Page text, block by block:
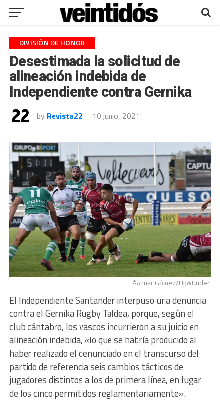
DIVISIÓN DE HONOR
Desestimada la solicitud de
alineación indebida de
Independiente contra Gernika
by Revista22 10 junio, 2021
©Anuar Gómez/Up&Under.
El Independiente Santander interpuso una denuncia
contra el Gernika Rugby Taldea, porque, según el
club cántabro, los vascos incurrieron a su juicio en
alineación indebida, «lo que se habría producido al
haber realizado el denunciado en el transcurso del
partido de referencia seis cambios tácticos de
jugadores distintos a los de primera línea, en lugar
de los cinco permitidos reglamentariamente».